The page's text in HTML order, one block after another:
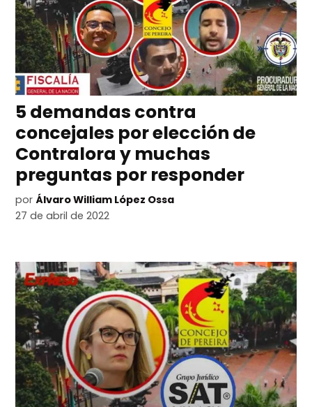
5 demandas contra
concejales por elección de
Contralora y muchas
preguntas por responder
por Álvaro William López Ossa
27 de abril de 2022